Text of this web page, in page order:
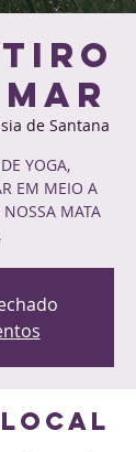
de Santana
YOGA,
EM MEIO A
NOSSA MATA
local